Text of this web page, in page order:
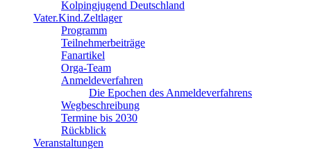
Kolpingjugend Deutschland
Vater.Kind.Zeltlager
Programm
Teilnehmerbeiträge
Fanartikel
Orga-Team
Anmeldeverfahren
Die Epochen des Anmeldeverfahrens
Wegbeschreibung
Termine bis 2030
Rückblick
Veranstaltungen